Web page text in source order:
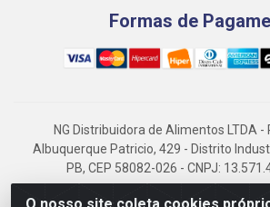
Formas de
NG Distribuidora de Alimentos LTDA -
Albuquerque Patricio, 429 - Distrito
PB, CEP 58082-026 - CNPJ:
NG Alimentos, há mais de 14 anos no